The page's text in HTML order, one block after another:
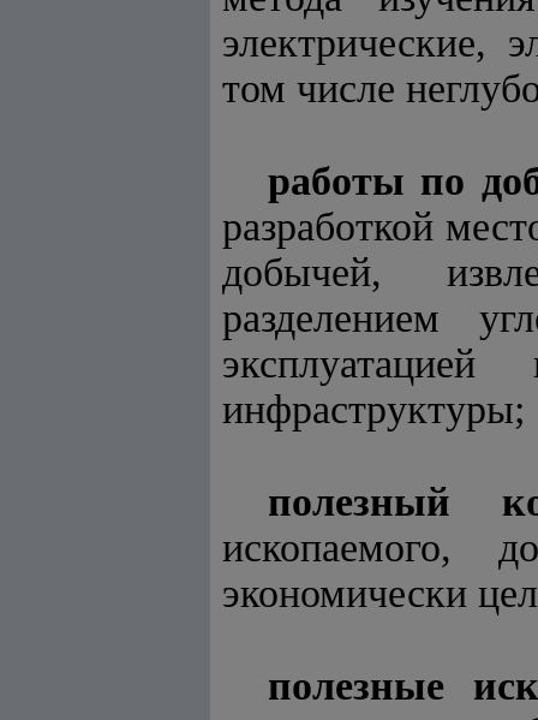
электрические,
том числе
работы по
разработкой
добычей,
разделением
инфраструктуры;
полезный
ископаемого,
экономически
полезные